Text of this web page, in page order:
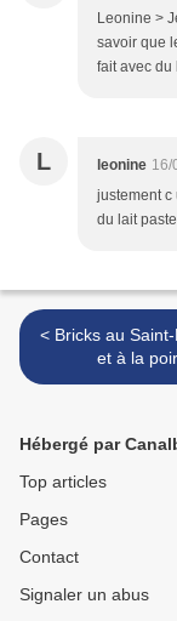
Leonine >
savoir que
fait avec du
L leonine 16/
justement c
du lait
< Bricks au Saint-Marcellin
et à la
Hébergé par
Top articles
Pages
Contact
Signaler un abus